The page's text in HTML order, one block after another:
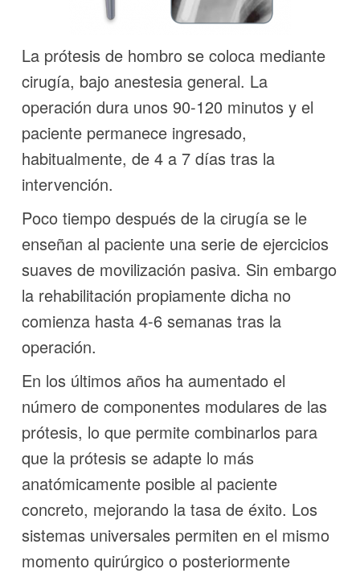
La prótesis de hombro se coloca mediante
cirugía, bajo anestesia general. La
operación dura unos 90-120 minutos y el
paciente permanece ingresado,
habitualmente, de 4 a 7 días tras la
intervención.
Poco tiempo después de la cirugía se le
enseñan al paciente una serie de ejercicios
suaves de movilización pasiva. Sin embargo
la rehabilitación propiamente dicha no
comienza hasta 4-6 semanas tras la
operación.
En los últimos años ha aumentado el
número de componentes modulares de las
prótesis, lo que permite combinarlos para
que la prótesis se adapte lo más
anatómicamente posible al paciente
concreto, mejorando la tasa de éxito. Los
sistemas universales permiten en el mismo
momento quirúrgico o posteriormente